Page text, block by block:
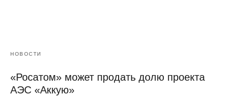
НОВОСТИ
«Росатом» может продать долю проекта
АЭС «Аккую»